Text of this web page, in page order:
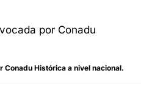
Histórica a nivel nacional.